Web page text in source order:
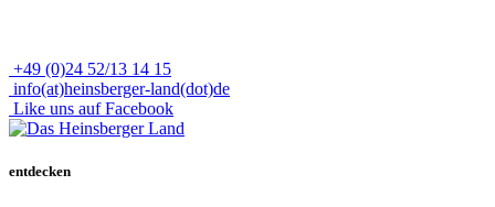
+49 (0)24 52/13 14 15
info(at)heinsberger-land(dot)de
Like uns auf Facebook
entdecken